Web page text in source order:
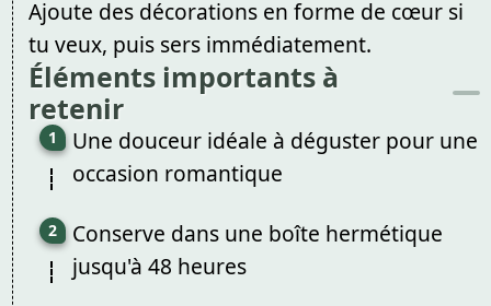
Ajoute des décorations en forme de cœur si
tu veux, puis sers immédiatement.
Éléments importants à
retenir
Une douceur idéale à déguster pour une
occasion romantique
Conserve dans une boîte hermétique
jusqu'à 48 heures